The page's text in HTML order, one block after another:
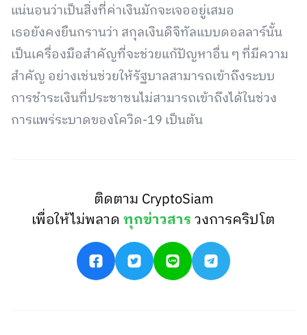
แน่นอนว่าเป็นสิ่งที่ค่าเงินมักจะเจออยู่เสมอ
เธอยังคงยืนกรานว่า สกุลเงินดิจิทัลแบบดอลลาร์นั้น
เป็นเครื่องมือสำคัญที่จะช่วยแก้ปัญหาอื่น ๆ ที่มีความ
สำคัญ อย่างเช่นช่วยให้รัฐบาลสามารถเข้าถึงระบบ
การชำระเงินที่ประชาชนไม่สามารถเข้าถึงได้ในช่วง
การแพร่ระบาดของโควิด-19 เป็นต้น
ติดตาม CryptoSiam
เพื่อให้ไม่พลาดทุกข่าวสารวงการคริปโต